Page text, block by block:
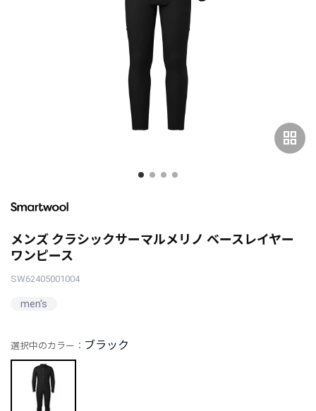
grid_view
メンズ クラシックサーマルメリノ ベースレイヤー
ワンピース
SW62405001004
men's
選択中のカラー： ブラック